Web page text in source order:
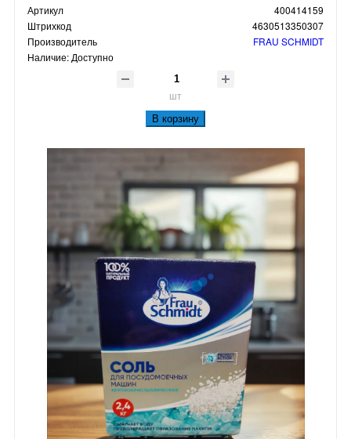
Артикул
400414159
Штрихкод
4630513350307
Производитель
FRAU SCHMIDT
Наличие:Доступно
шт
В корзину